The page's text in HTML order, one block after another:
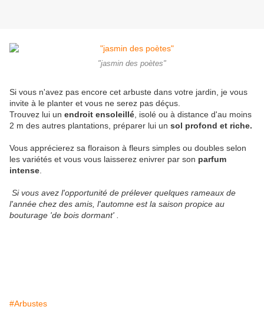
"jasmin des poètes"
Si vous n'avez pas encore cet arbuste dans votre jardin, je vous
invite à le planter et vous ne serez pas déçus.
Trouvez lui un endroit ensoleillé , isolé ou à distance d'au moins
2 m des autres plantations, préparer lui un sol profond et riche.
Vous apprécierez sa floraison à fleurs simples ou doubles selon
les variétés et vous vous laisserez enivrer par son parfum
intense
Si vous avez l'opportunité de prélever quelques rameaux de
l'année chez des amis, l'automne est la saison propice au
bouturage 'de bois dormant' .
#Arbustes